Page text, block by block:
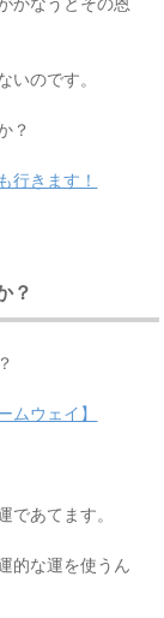
かなうとその恩
いのです。
？
行きます！
？
ムウェイ】
であてます。
的な運を使うん